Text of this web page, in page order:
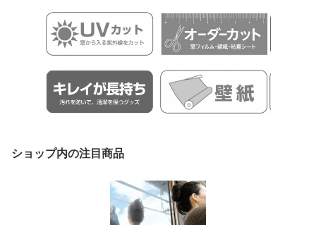
ショップ内の注目商品